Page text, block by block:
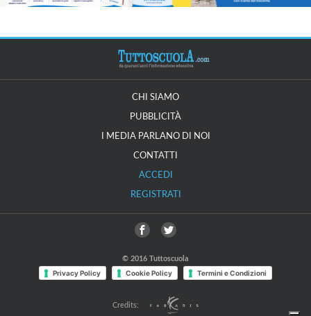
CHI SIAMO
PUBBLICITÀ
I MEDIA PARLANO DI NOI
CONTATTI
ACCEDI
REGISTRATI
© 2016 Tuttoscuola
Privacy Policy Cookie Policy Termini e Condizioni
Credits: